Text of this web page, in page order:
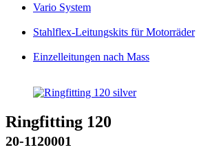
Vario System
Stahlflex-Leitungskits für Motorräder
Einzelleitungen nach Mass
Ringfitting 120
20-1120001